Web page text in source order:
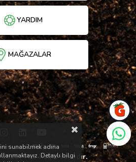
YARDIM
MAĞAZALAR
/ Her hakkı saklıdır.
sunabilmek adına
Detaylı bilgi